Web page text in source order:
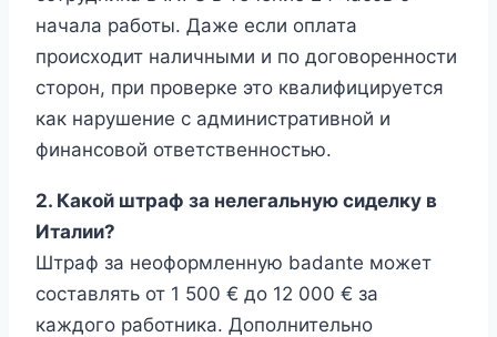
начала работы. Даже если оплата
происходит наличными и по договоренности
сторон, при проверке это квалифицируется
как нарушение с административной и
финансовой ответственностью.
2. Какой штраф за нелегальную сиделку в
Италии?
Штраф за неоформленную badante может
составлять от 1 500 € до 12 000 € за
каждого работника. Дополнительно